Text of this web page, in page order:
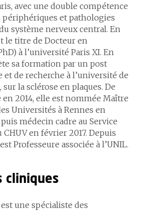
avec une double compétence
et pathologies
système nerveux central. En
le titre de Docteur en
à l’université Paris XI. En
sa formation par un post
de recherche à l’université de
sur la sclérose en plaques. De
2014, elle est nommée Maître
Universités à Rennes en
médecin cadre au Service
en février 2017. Depuis
Professeure associée à l’UNIL.
cliniques
une spécialiste des